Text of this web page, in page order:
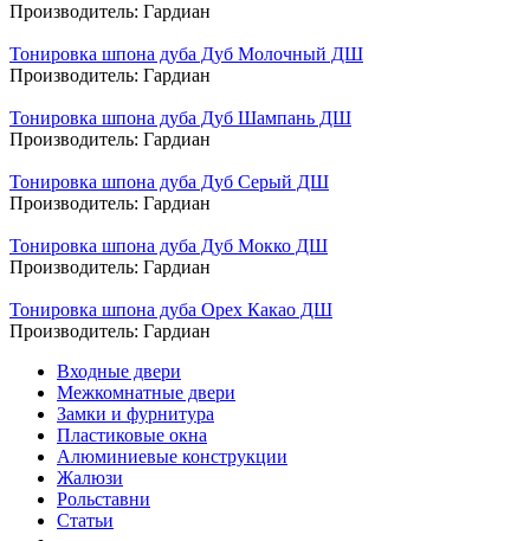
Производитель: Гардиан
Тонировка шпона дуба Дуб Молочный ДШ
Производитель: Гардиан
Тонировка шпона дуба Дуб Шампань ДШ
Производитель: Гардиан
Тонировка шпона дуба Дуб Серый ДШ
Производитель: Гардиан
Тонировка шпона дуба Дуб Мокко ДШ
Производитель: Гардиан
Тонировка шпона дуба Орех Какао ДШ
Производитель: Гардиан
Входные двери
Межкомнатные двери
Замки и фурнитура
Пластиковые окна
Алюминиевые конструкции
Жалюзи
Рольставни
Статьи